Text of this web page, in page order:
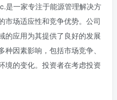
是一家专注于能源管理解决方
市场适应性和竞争优势。公司
的应用为其提供了良好的发展
因素影响，包括市场竞争、
境的变化。投资者在考虑投资